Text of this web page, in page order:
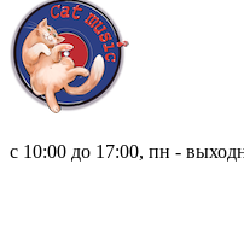
с 10:00 до 17:00, пн -